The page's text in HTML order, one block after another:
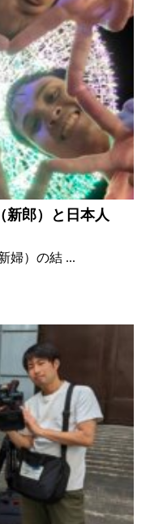
新郎）と日本人
婦）の結 ...